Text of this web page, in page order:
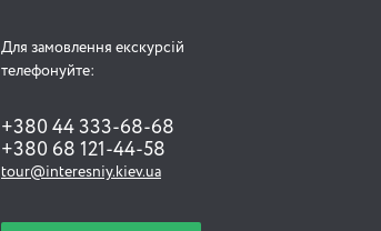
Для замовлення екскурсій
телефонуйте:
+380 44 333-68-68
+380 68 121-44-58
tour@interesniy.kiev.ua